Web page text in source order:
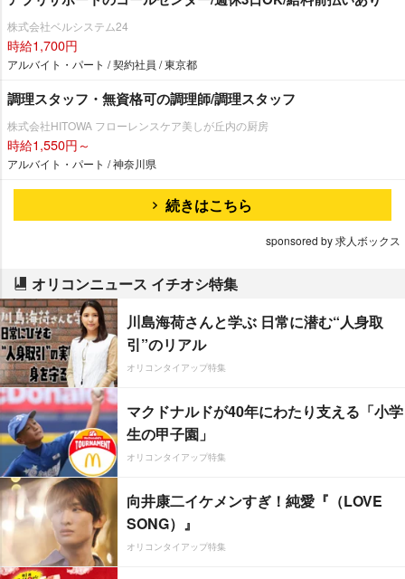
株式会社ベルシステム24
時給1,700円
アルバイト・パート / 契約社員 / 東京都
調理スタッフ・無資格可の調理師/調理スタッフ
株式会社HITOWA フローレンスケア美しが丘内の厨房
時給1,550円～
アルバイト・パート / 神奈川県
続きはこちら
sponsored by 求人ボックス
オリコンニュース イチオシ特集
川島海荷さんと学ぶ 日常に潜む“人身取
引”のリアル
オリコンタイアップ特集
マクドナルドが40年にわたり支える「小学
生の甲子園」
オリコンタイアップ特集
向井康二イケメンすぎ！純愛『（LOVE
SONG）』
オリコンタイアップ特集